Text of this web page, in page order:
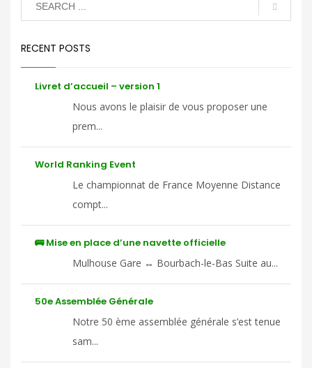
RECENT POSTS
Livret d’accueil – version 1
Nous avons le plaisir de vous proposer une
prem...
World Ranking Event
Le championnat de France Moyenne Distance
compt...
🚌 Mise en place d’une navette officielle
Mulhouse Gare ↔ Bourbach-le-Bas Suite au...
50e Assemblée Générale
Notre 50 ème assemblée générale s’est tenue
sam...